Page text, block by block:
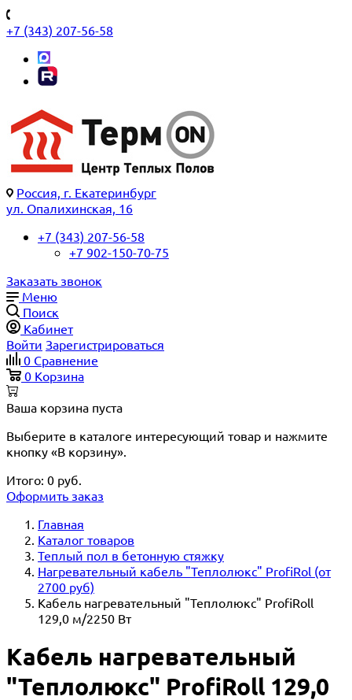
+7 (343) 207-56-58
Россия, г. Екатеринбург
ул. Опалихинская, 16
+7 (343) 207-56-58
+7 902-150-70-75
Заказать звонок
Меню
Поиск
Кабинет
Войти Зарегистрироваться
0 Сравнение
0 Корзина
Ваша корзина пуста
Выберите в каталоге интересующий товар и нажмите
кнопку «В корзину».
Итого: 0 руб.
Оформить заказ
Главная
Каталог товаров
Теплый пол в бетонную стяжку
Нагревательный кабель "Теплолюкс" ProfiRol (от
2700 руб)
Кабель нагревательный "Теплолюкс" ProfiRoll
129,0 м/2250 Вт
Кабель нагревательный
"Теплолюкс" ProfiRoll 129,0